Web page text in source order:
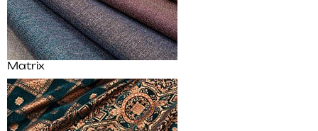
Matrix